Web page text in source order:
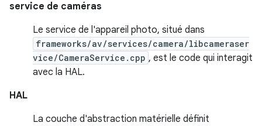
service de caméras
Le service de l'appareil photo, situé dans
frameworks/av/services/camera/libcameraser
vice/CameraService.cpp , est le code qui interagit
avec la HAL.
HAL
La couche d'abstraction matérielle définit